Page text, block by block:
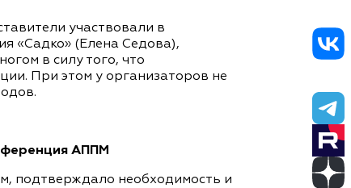
участвовали в
«Садко» (Елена Седова),
в силу того, что
При этом у организаторов не
АППМ
подтверждало необходимость и